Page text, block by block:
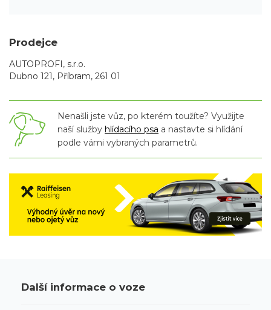
Prodejce
AUTOPROFI, s.r.o.
Dubno 121, Příbram, 261 01
Nenašli jste vůz, po kterém toužíte? Využijte
naší služby hlídacího psa a nastavte si hlídání
podle vámi vybraných parametrů.
Další informace o voze